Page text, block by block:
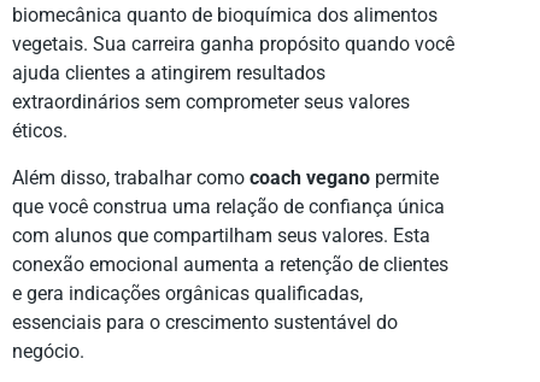
biomecânica quanto de bioquímica dos alimentos
vegetais. Sua carreira ganha propósito quando você
ajuda clientes a atingirem resultados
extraordinários sem comprometer seus valores
éticos.
Além disso, trabalhar como coach vegano permite
que você construa uma relação de confiança única
com alunos que compartilham seus valores. Esta
conexão emocional aumenta a retenção de clientes
e gera indicações orgânicas qualificadas,
essenciais para o crescimento sustentável do
negócio.